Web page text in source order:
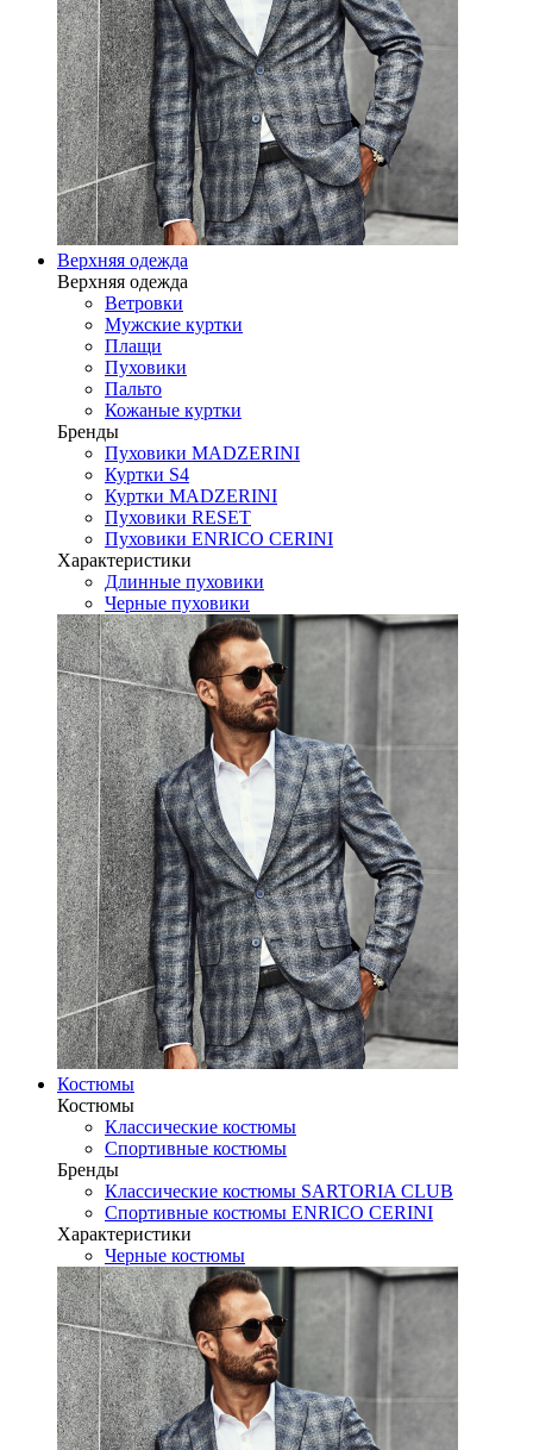
Верхняя одежда
Верхняя одежда
Ветровки
Мужские куртки
Плащи
Пуховики
Пальто
Кожаные куртки
Бренды
Пуховики MADZERINI
Куртки S4
Куртки MADZERINI
Пуховики RESET
Пуховики ENRICO CERINI
Характеристики
Длинные пуховики
Черные пуховики
Костюмы
Костюмы
Классические костюмы
Спортивные костюмы
Бренды
Классические костюмы SARTORIA CLUB
Спортивные костюмы ENRICO CERINI
Характеристики
Черные костюмы